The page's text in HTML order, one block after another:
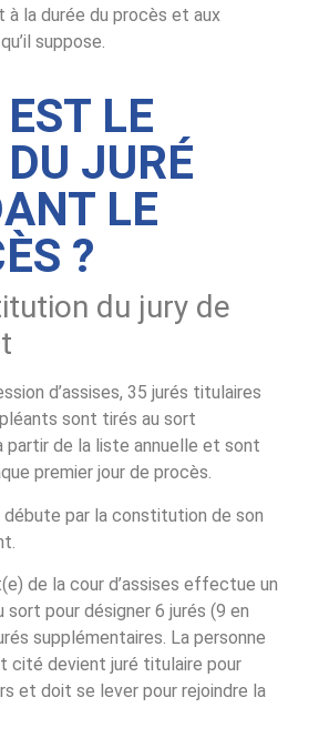
à la durée du procès et aux
suppose.
LE
JURÉ
LE
?
du jury de
d’assises, 35 jurés titulaires
sont tirés au sort
partir de la liste annuelle et sont
premier jour de procès.
débute par la constitution de son
de la cour d’assises effectue un
sort pour désigner 6 jurés (9 en
supplémentaires. La personne
cité devient juré titulaire pour
et doit se lever pour rejoindre la